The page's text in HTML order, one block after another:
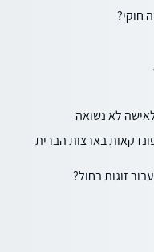
חוקי?
לא נשואה
בארצות הברית
זוגות בחול?